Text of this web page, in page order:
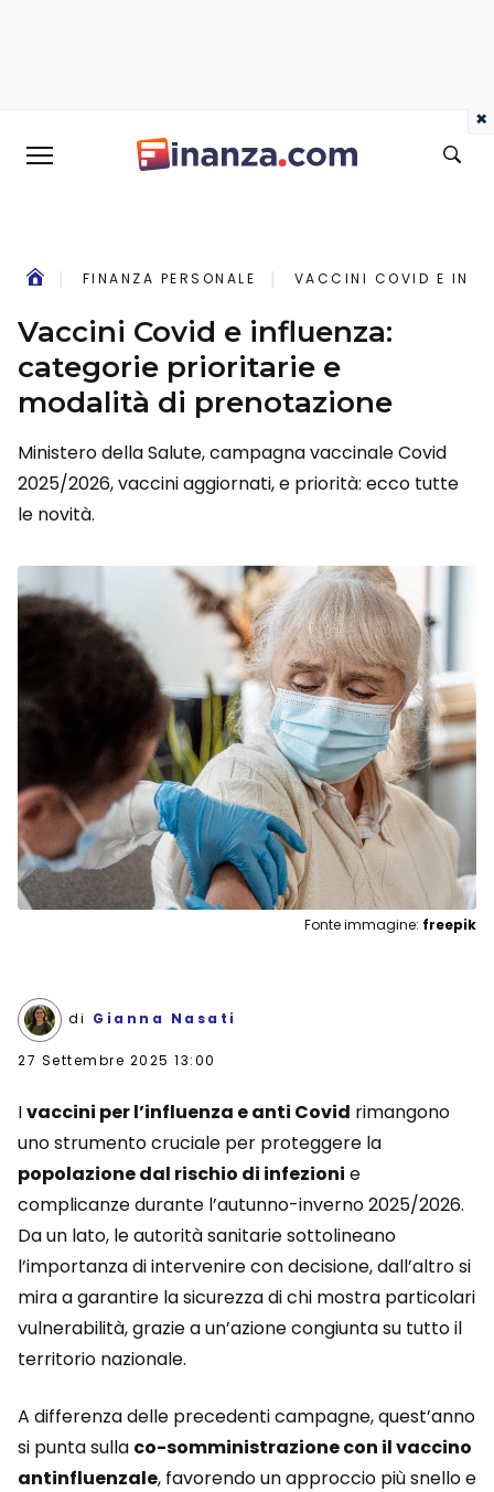
FINANZA PERSONALE VACCINI COVID E
Vaccini Covid e influenza:
categorie prioritarie e
modalità di prenotazione
Ministero della Salute, campagna vaccinale Covid
2025/2026, vaccini aggiornati, e priorità: ecco tutte
le novità.
Fonte immagine: freepik
di Gianna Nasati
27 Settembre 2025 13:00
Ivaccini per l’influenza e anti Covid rimangono
uno strumento cruciale per proteggere la
popolazione dal rischio di infezioni e
complicanze durante l’autunno-inverno 2025/2026.
Da un lato, le autorità sanitarie sottolineano
l’importanza di intervenire con decisione, dall’altro si
mira a garantire la sicurezza di chi mostra particolari
vulnerabilità, grazie a un’azione congiunta su tutto il
territorio nazionale.
A differenza delle precedenti campagne, quest’anno
si punta sulla co-somministrazione con il vaccino
antinfluenzale, favorendo un approccio più snello e
×